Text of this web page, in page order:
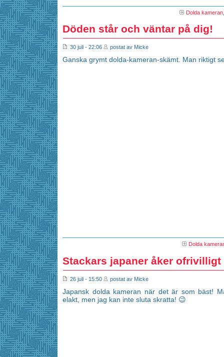
Dolda kameran
Döden står och väntar på dig!
30 juli - 22:06 postat av Micke
Ganska grymt dolda-kameran-skämt. Man riktigt
Dolda
Stackars japaner åker
26 juli - 15:50 postat av Micke
Japansk dolda kameran när det är som bäst!
elakt, men jag kan inte sluta skratta! 😉